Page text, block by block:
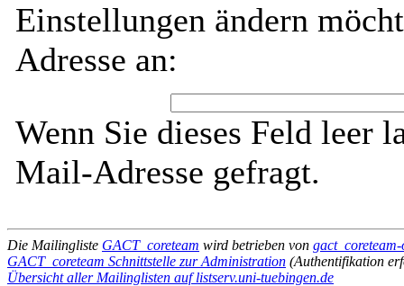
Einstellungen ändern
Adresse an:
Wenn Sie dieses Feld leer
Mail-Adresse gefragt.
Die Mailingliste GACT_coreteam wird betrieben von
GACT_coreteam Schnittstelle zur Administration (Authentifikation
Übersicht aller Mailinglisten auf listserv.uni-tuebingen.de